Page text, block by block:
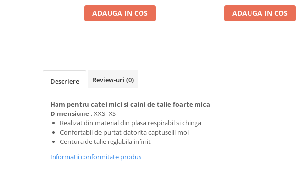
ADAUGA IN COS ADAUGA IN COS
Descriere Review-uri (0)
Ham pentru catei mici si caini de talie foarte mica
Dimensiune : XXS- XS
Realizat din material din plasa respirabil si chinga
Confortabil de purtat datorita captuselii moi
Centura de talie reglabila infinit
Informatii conformitate produs